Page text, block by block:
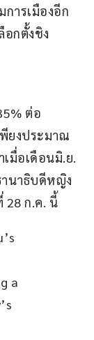
การเมืองอีก
อกตั้งชิง
ต่อ
ยงประมาณ
มื่อเดือนมิ.ย.
านาธิบดีหญิง
28 ก.ค. นี้
a